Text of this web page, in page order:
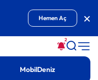
Hemen Aç
2
MobilDeniz